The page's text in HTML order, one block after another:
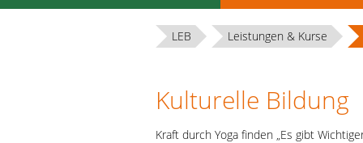
LEB Leistungen & Kurse
Kulturelle Bildung
Kraft durch Yoga finden „Es gibt